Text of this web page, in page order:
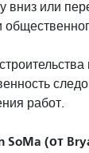
вниз или
работ.
SoMa (от